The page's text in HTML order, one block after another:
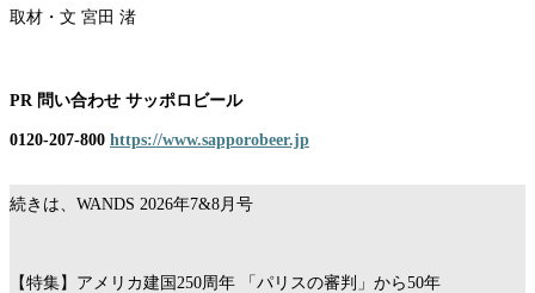
取材・文 宮田 渚
PR 問い合わせ サッポロビール
0120-207-800 https://www.sapporobeer.jp
続きは、WANDS 2026年7&8月号
【特集】アメリカ建国250周年 「パリスの審判」から50年